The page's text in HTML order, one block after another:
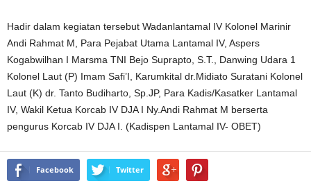
Hadir dalam kegiatan tersebut Wadanlantamal IV Kolonel Marinir
Andi Rahmat M, Para Pejabat Utama Lantamal IV, Aspers
Kogabwilhan I Marsma TNI Bejo Suprapto, S.T., Danwing Udara 1
Kolonel Laut (P) Imam Safi’I, Karumkital dr.Midiato Suratani Kolonel
Laut (K) dr. Tanto Budiharto, Sp.JP, Para Kadis/Kasatker Lantamal
IV, Wakil Ketua Korcab IV DJA I Ny.Andi Rahmat M berserta
pengurus Korcab IV DJA I. (Kadispen Lantamal IV- OBET)
Facebook Twitter